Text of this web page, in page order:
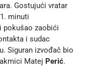
Gostujući vratar
minuti
pokušao zaobići
i sudac
Siguran izvođač bio
Matej Perić.